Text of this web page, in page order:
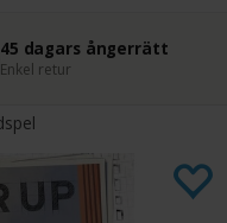
Säker betalning
med Svea
45 dagars ångerrätt
Enkel retur